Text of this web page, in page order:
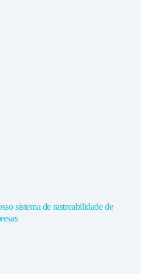
sistema de rastreabilidade de